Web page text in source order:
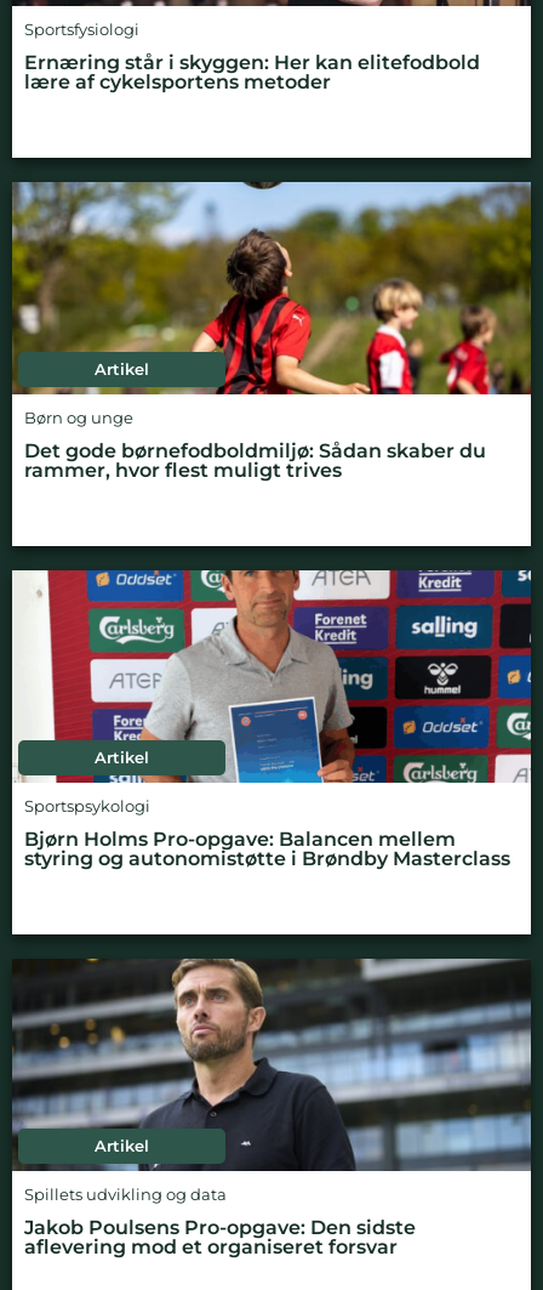
Sportsfysiologi
Ernæring står i skyggen: Her kan elitefodbold
lære af cykelsportens metoder
Artikel
Børn og unge
Det gode børnefodboldmiljø: Sådan skaber du
rammer, hvor flest muligt trives
Artikel
Sportspsykologi
Bjørn Holms Pro-opgave: Balancen mellem
styring og autonomistøtte i Brøndby Masterclass
Artikel
Spillets udvikling og data
Jakob Poulsens Pro-opgave: Den sidste
aflevering mod et organiseret forsvar